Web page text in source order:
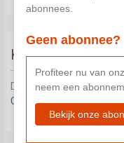
Dit document is niet
Contacteer onsom je
abonnees.
Geen abonnee?
Profiteer nu van
neem een
Bekijk onze